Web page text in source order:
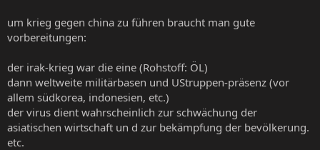
um krieg gegen china zu führen braucht man gute
vorbereitungen:
der irak-krieg war die eine (Rohstoff: ÖL)
dann weltweite militärbasen und UStruppen-präsenz (vor
allem südkorea, indonesien, etc.)
der virus dient wahrscheinlich zur schwächung der
asiatischen wirtschaft un d zur bekämpfung der bevölkerung.
etc.